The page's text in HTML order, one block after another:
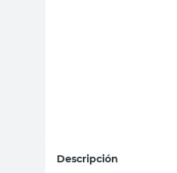
Descripción